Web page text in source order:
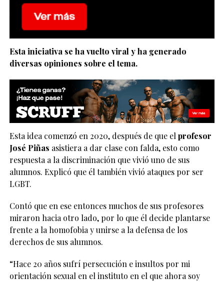
Esta iniciativa se ha vuelto viral y ha generado
diversas opiniones sobre el tema.
Esta idea comenzó en 2020, después de que el profesor
José Piñas asistiera a dar clase con falda, esto como
respuesta a la discriminación que vivió uno de sus
alumnos. Explicó que él también vivió ataques por ser
LGBT.
Contó que en ese entonces muchos de sus profesores
miraron hacia otro lado, por lo que él decide plantarse
frente a la homofobia y unirse a la defensa de los
derechos de sus alumnos.
“Hace 20 años sufrí persecución e insultos por mi
orientación sexual en el instituto en el que ahora soy